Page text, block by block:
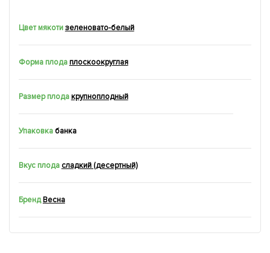
Цвет мякотизеленовато-белый
Форма плодаплоскоокруглая
Размер плодакрупноплодный
Упаковка банка
Вкус плода сладкий (десертный)
Бренд Весна